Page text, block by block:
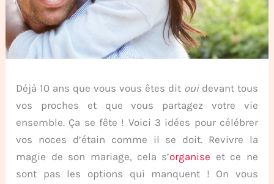
Déjà 10 ans que vous vous êtes dit ouidevant tous
vos proches et que vous partagez votre vie
ensemble. Ça se fête ! Voici 3 idées pour célébrer
vos noces d’étain comme il se doit. Revivre la
magie de son mariage, cela s’organise et ce ne
sont pas les options qui manquent ! On vous